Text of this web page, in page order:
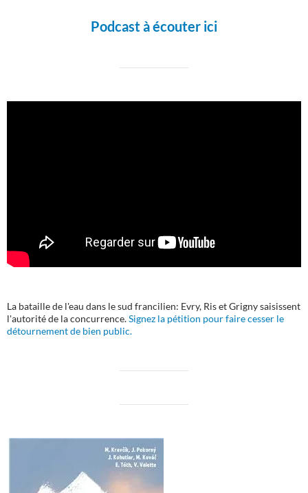
Podcast à écouter ici
La bataille de l'eau dans le sud francilien: Evry, Ris et Grigny saisissent
l'autorité de la concurrence.Signez la pétition pour faire cesser le
détournement de bien public.